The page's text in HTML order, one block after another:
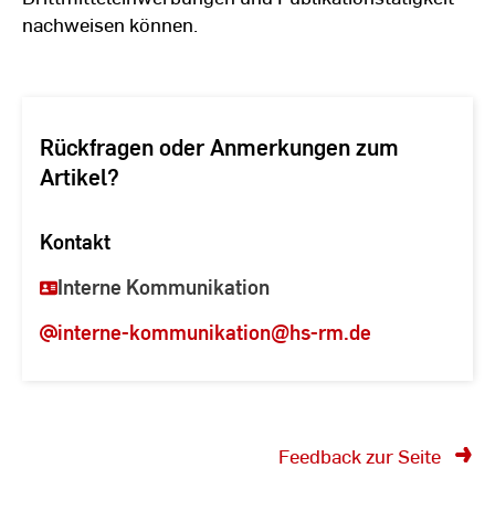
nachweisen können.
Rückfragen oder Anmerkungen zum
Artikel?
Kontakt
Interne Kommunikation
interne-kommunikation@hs-rm.de
Feedback zur Seite